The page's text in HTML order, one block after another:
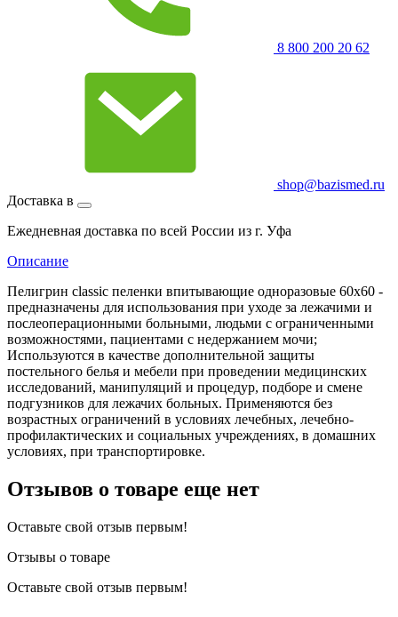
8 800 200 20 62
shop@bazismed.ru
Доставка в
Ежедневная доставка по всей России из г. Уфа
Описание
Пелигрин classic пеленки впитывающие одноразовые 60х60 -
предназначены для использования при уходе за лежачими и
послеоперационными больными, людьми с ограниченными
возможностями, пациентами с недержанием мочи;
Используются в качестве дополнительной защиты
постельного белья и мебели при проведении медицинских
исследований, манипуляций и процедур, подборе и смене
подгузников для лежачих больных. Применяются без
возрастных ограничений в условиях лечебных, лечебно-
профилактических и социальных учреждениях, в домашних
условиях, при транспортировке.
Отзывов о товаре еще нет
Оставьте свой отзыв первым!
Отзывы о товаре
Оставьте свой отзыв первым!